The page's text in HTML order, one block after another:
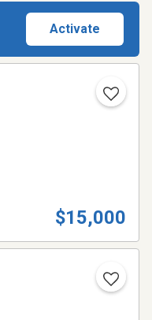
Activate
$15,000